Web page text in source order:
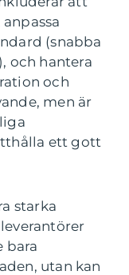
(snabba
och hantera
och
men är
ett gott
starka
bara
utan kan